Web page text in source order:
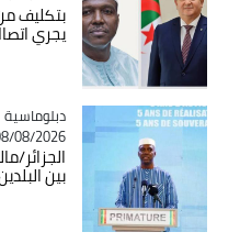
بتكليف من
يجري
Catégorie
دبلوماسية
08/08/2026 - 18:15
الجزائر/
بين البلدين